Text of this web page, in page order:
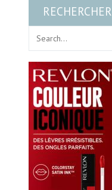
RECHERCHER